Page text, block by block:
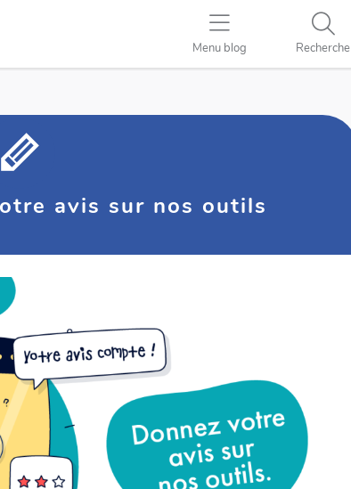
Menu blog Recherche
avis sur nos outils